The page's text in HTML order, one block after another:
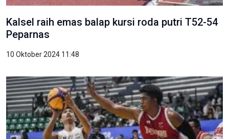
Kalsel raih emas balap kursi roda putri T52-54
Peparnas
10 Oktober 2024 11:48